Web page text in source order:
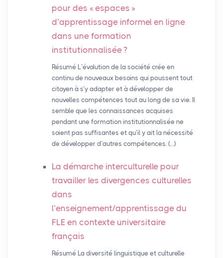
pour des « espaces »
d’apprentissage informel en ligne
dans une formation
institutionnalisée?
Résumé L’évolution de la société crée en
continu de nouveaux besoins qui poussent tout
citoyen à s’y adapter et à développer de
nouvelles compétences tout au long de sa vie. Il
semble que les connaissances acquises
pendant une formation institutionnalisée ne
soient pas suffisantes et qu’il y ait la nécessité
de développer d’autres compétences. (…)
La démarche interculturelle pour
travailler les divergences culturelles
dans
l’enseignement/apprentissage du
FLE en contexte universitaire
français
Résumé La diversité linguistique et culturelle